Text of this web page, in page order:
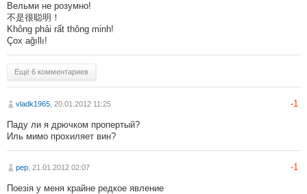
Вельми не розумно!
不是很聪明！
Không phải rất thông minh!
Çox ağıllı!
Ещё 6 комментариев
vladk1965 , 20.01.2012 11:25 -1
Паду ли я дрючком пропертый?
Иль мимо прохиляет вин?
pep , 21.01.2012 02:07 -1
Поезія у меня крайне редкое явление